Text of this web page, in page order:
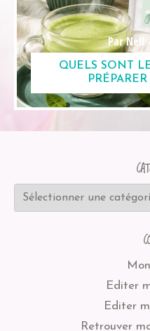
Par Nell
QUELS SONT
Editer
Editer
Retrouver